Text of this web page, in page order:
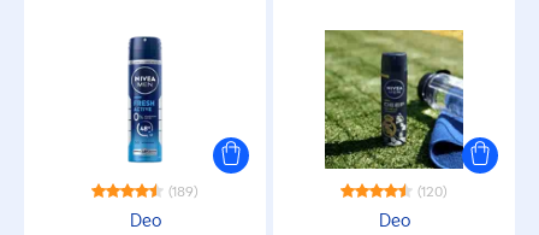
Hydratisierend
Hypoallergen
Intensivpflege
(189)
Deo
(120)
Deo